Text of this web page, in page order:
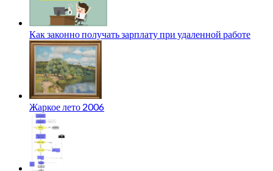
Как законно получать зарплату при удаленной работе
Жаркое лето 2006